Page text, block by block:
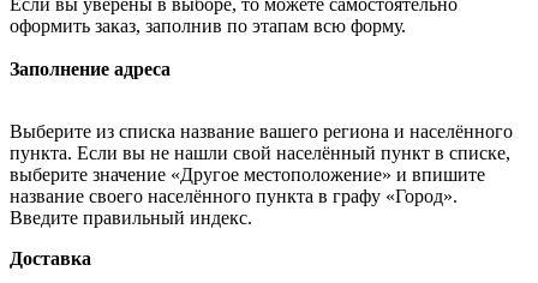
Если вы уверены в выборе, то можете самостоятельно
оформить заказ, заполнив по этапам всю форму.
Заполнение адреса
Выберите из списка название вашего региона и населённого
пункта. Если вы не нашли свой населённый пункт в списке,
выберите значение «Другое местоположение» и впишите
название своего населённого пункта в графу «Город».
Введите правильный индекс.
Доставка